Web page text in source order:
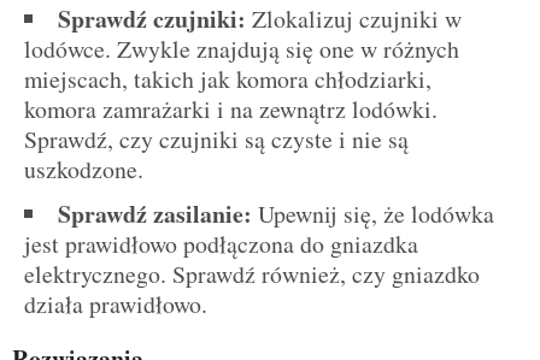
Sprawdź czujniki: Zlokalizuj czujniki w
lodówce. Zwykle znajdują się one w różnych
miejscach, takich jak komora chłodziarki,
komora zamrażarki i na zewnątrz lodówki.
Sprawdź, czy czujniki są czyste i nie są
uszkodzone.
Sprawdź zasilanie: Upewnij się, że lodówka
jest prawidłowo podłączona do gniazdka
elektrycznego. Sprawdź również, czy gniazdko
działa prawidłowo.